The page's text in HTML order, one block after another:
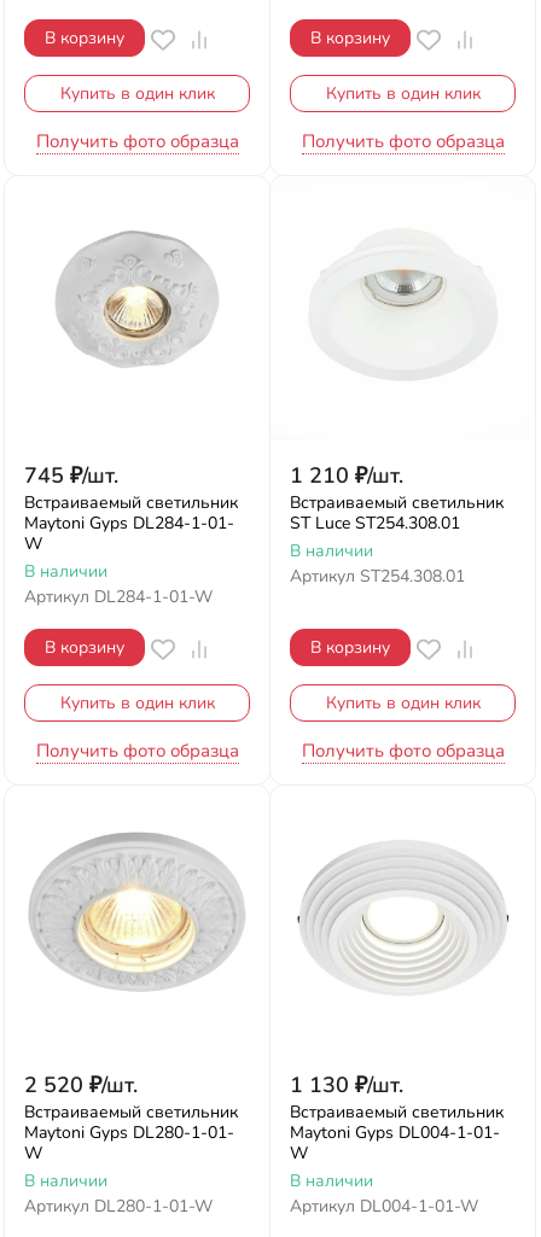
В корзину
Купить в один клик
Получить фото образца
В корзину
Купить в один клик
Получить фото образца
745 ₽/шт.
Встраиваемый светильник
Maytoni Gyps DL284-1-01-
W
В наличии
Артикул DL284-1-01-W
В корзину
Купить в один клик
Получить фото образца
1 210 ₽/шт.
Встраиваемый светильник
ST Luce ST254.308.01
В наличии
Артикул ST254.308.01
В корзину
Купить в один клик
Получить фото образца
2 520 ₽/шт.
Встраиваемый светильник
Maytoni Gyps DL280-1-01-
W
В наличии
Артикул DL280-1-01-W
1 130 ₽/шт.
Встраиваемый светильник
Maytoni Gyps DL004-1-01-
W
В наличии
Артикул DL004-1-01-W